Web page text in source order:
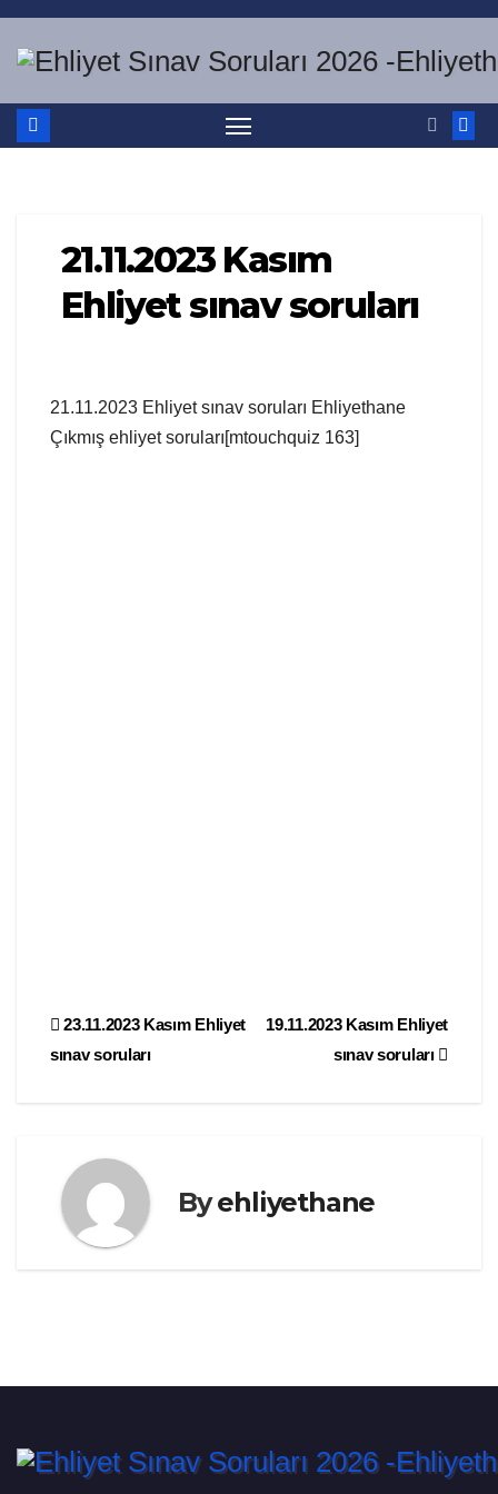
Skip
21.11.2023 Kasım
Ehliyet sınav soruları
21.11.2023 Ehliyet sınav soruları Ehliyethane
Çıkmış ehliyet soruları[mtouchquiz 163]
Yazı
19.11.2023 Kasım Ehliyet
sınav soruları
23.11.2023 Kasım Ehliyet
sınav soruları
Byehliyethane